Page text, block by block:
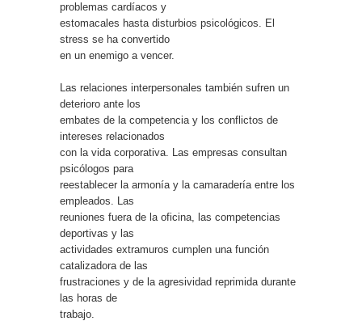
problemas cardíacos y
estomacales hasta disturbios psicológicos. El
stress se ha convertido
en un enemigo a vencer.
Las relaciones interpersonales también sufren un
deterioro ante los
embates de la competencia y los conflictos de
intereses relacionados
con la vida corporativa. Las empresas consultan
psicólogos para
reestablecer la armonía y la camaradería entre los
empleados. Las
reuniones fuera de la oficina, las competencias
deportivas y las
actividades extramuros cumplen una función
catalizadora de las
frustraciones y de la agresividad reprimida durante
las horas de
trabajo.